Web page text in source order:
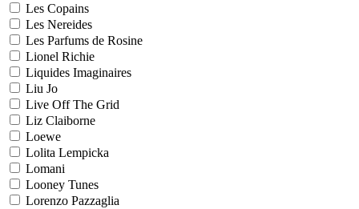
Les Copains
Les Nereides
Les Parfums de Rosine
Lionel Richie
Liquides Imaginaires
Liu Jo
Live Off The Grid
Liz Claiborne
Loewe
Lolita Lempicka
Lomani
Looney Tunes
Lorenzo Pazzaglia